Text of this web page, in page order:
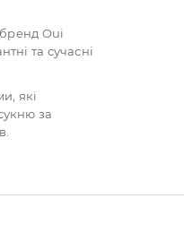
Oui
та сучасні
які
за